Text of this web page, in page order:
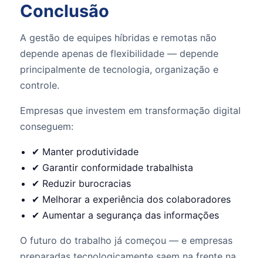
Conclusão
A gestão de equipes híbridas e remotas não
depende apenas de flexibilidade — depende
principalmente de tecnologia, organização e
controle.
Empresas que investem em transformação digital
conseguem:
✔ Manter produtividade
✔ Garantir conformidade trabalhista
✔ Reduzir burocracias
✔ Melhorar a experiência dos colaboradores
✔ Aumentar a segurança das informações
O futuro do trabalho já começou — e empresas